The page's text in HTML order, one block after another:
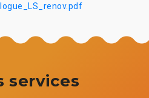
services